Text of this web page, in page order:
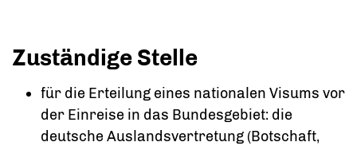
Zuständige Stelle
für die Erteilung eines nationalen Visums vor
der Einreise in das Bundesgebiet: die
deutsche Auslandsvertretung (Botschaft,